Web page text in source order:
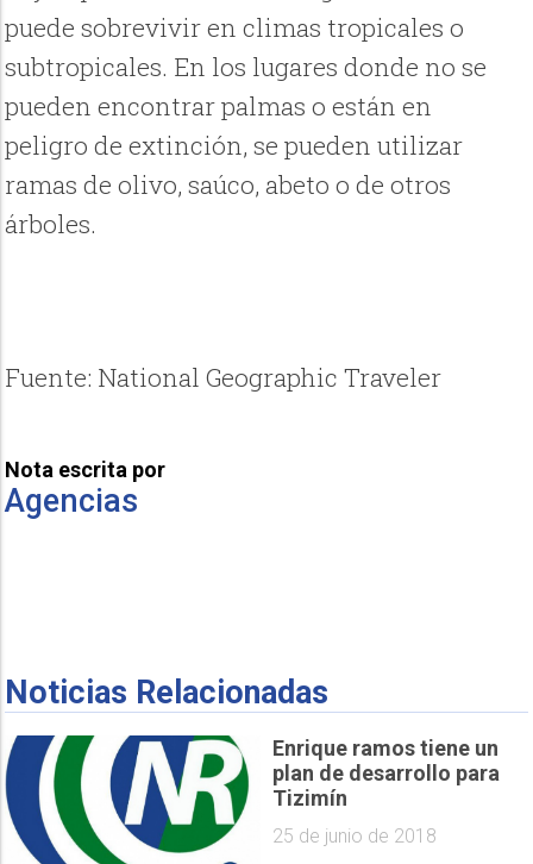
puede sobrevivir en climas tropicales o
subtropicales. En los lugares donde no se
pueden encontrar palmas o están en
peligro de extinción, se pueden utilizar
ramas de olivo, saúco, abeto o de otros
árboles.
Fuente: National Geographic Traveler
Nota escrita por
Agencias
Noticias Relacionadas
Enrique ramos tiene un
plan de desarrollo para
Tizimín
25 de junio de 2018